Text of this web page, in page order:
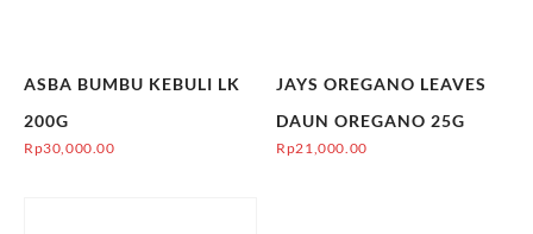
ASBA BUMBU KEBULI LK
200G
Rp30,000.00
JAYS OREGANO LEAVES
DAUN OREGANO 25G
Rp21,000.00